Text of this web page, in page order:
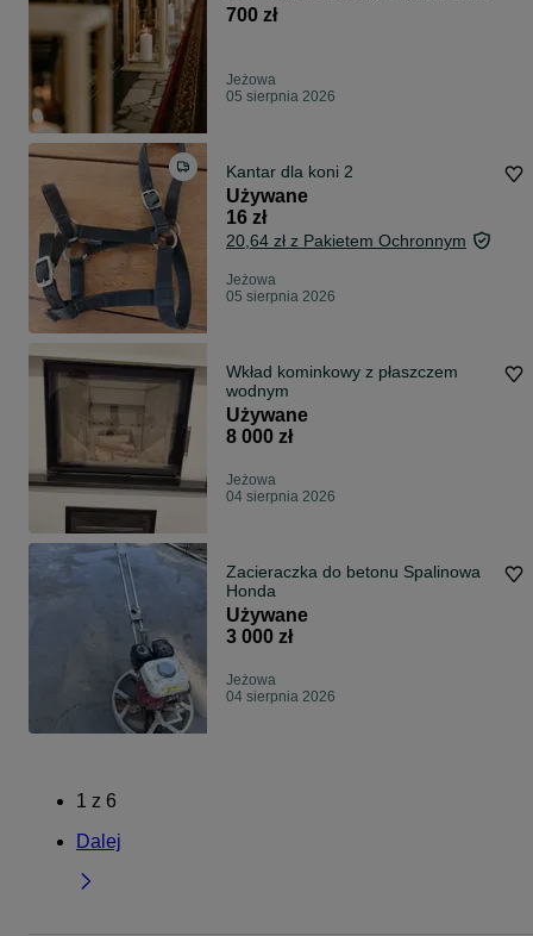
szt.
700 zł
Jeżowa
05 sierpnia 2026
Kantar dla koni 2
Używane
16 zł
20,64 zł z Pakietem Ochronnym
Jeżowa
05 sierpnia 2026
Wkład kominkowy z płaszczem
wodnym
Używane
8 000 zł
Jeżowa
04 sierpnia 2026
Zacieraczka do betonu Spalinowa
Honda
Używane
3 000 zł
Jeżowa
04 sierpnia 2026
1 z 6
Dalej